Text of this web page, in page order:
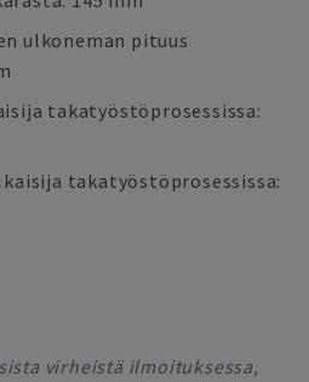
ulkoneman pituus
takatyöstöprosessissa:
takatyöstöprosessissa:
virheistä ilmoituksessa,